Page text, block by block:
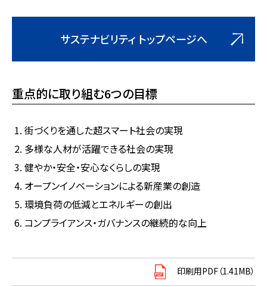
サステナビリティ トップページへ
重点的に取り組む6つの目標
街づくりを通した超スマート社会の実現
多様な人材が活躍できる社会の実現
健やか・安全・安心なくらしの実現
オープンイノベーションによる新産業の創造
環境負荷の低減とエネルギーの創出
コンプライアンス・ガバナンスの継続的な向上
印刷用PDF（1.41MB）